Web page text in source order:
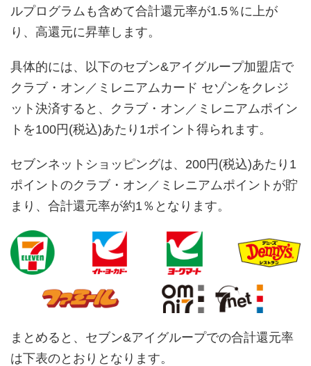
ルプログラムも含めて合計還元率が1.5％に上が
り、高還元に昇華します。
具体的には、以下のセブン&アイグループ加盟店で
クラブ・オン／ミレニアムカード セゾンをクレジ
ット決済すると、クラブ・オン／ミレニアムポイン
トを100円(税込)あたり1ポイント得られます。
セブンネットショッピングは、200円(税込)あたり1
ポイントのクラブ・オン／ミレニアムポイントが貯
まり、合計還元率が約1％となります。
まとめると、セブン&アイグループでの合計還元率
は下表のとおりとなります。